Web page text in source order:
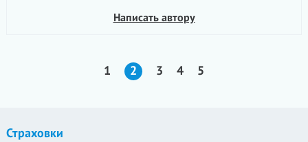
Написать автору
1 2 3 4 5
Страховки